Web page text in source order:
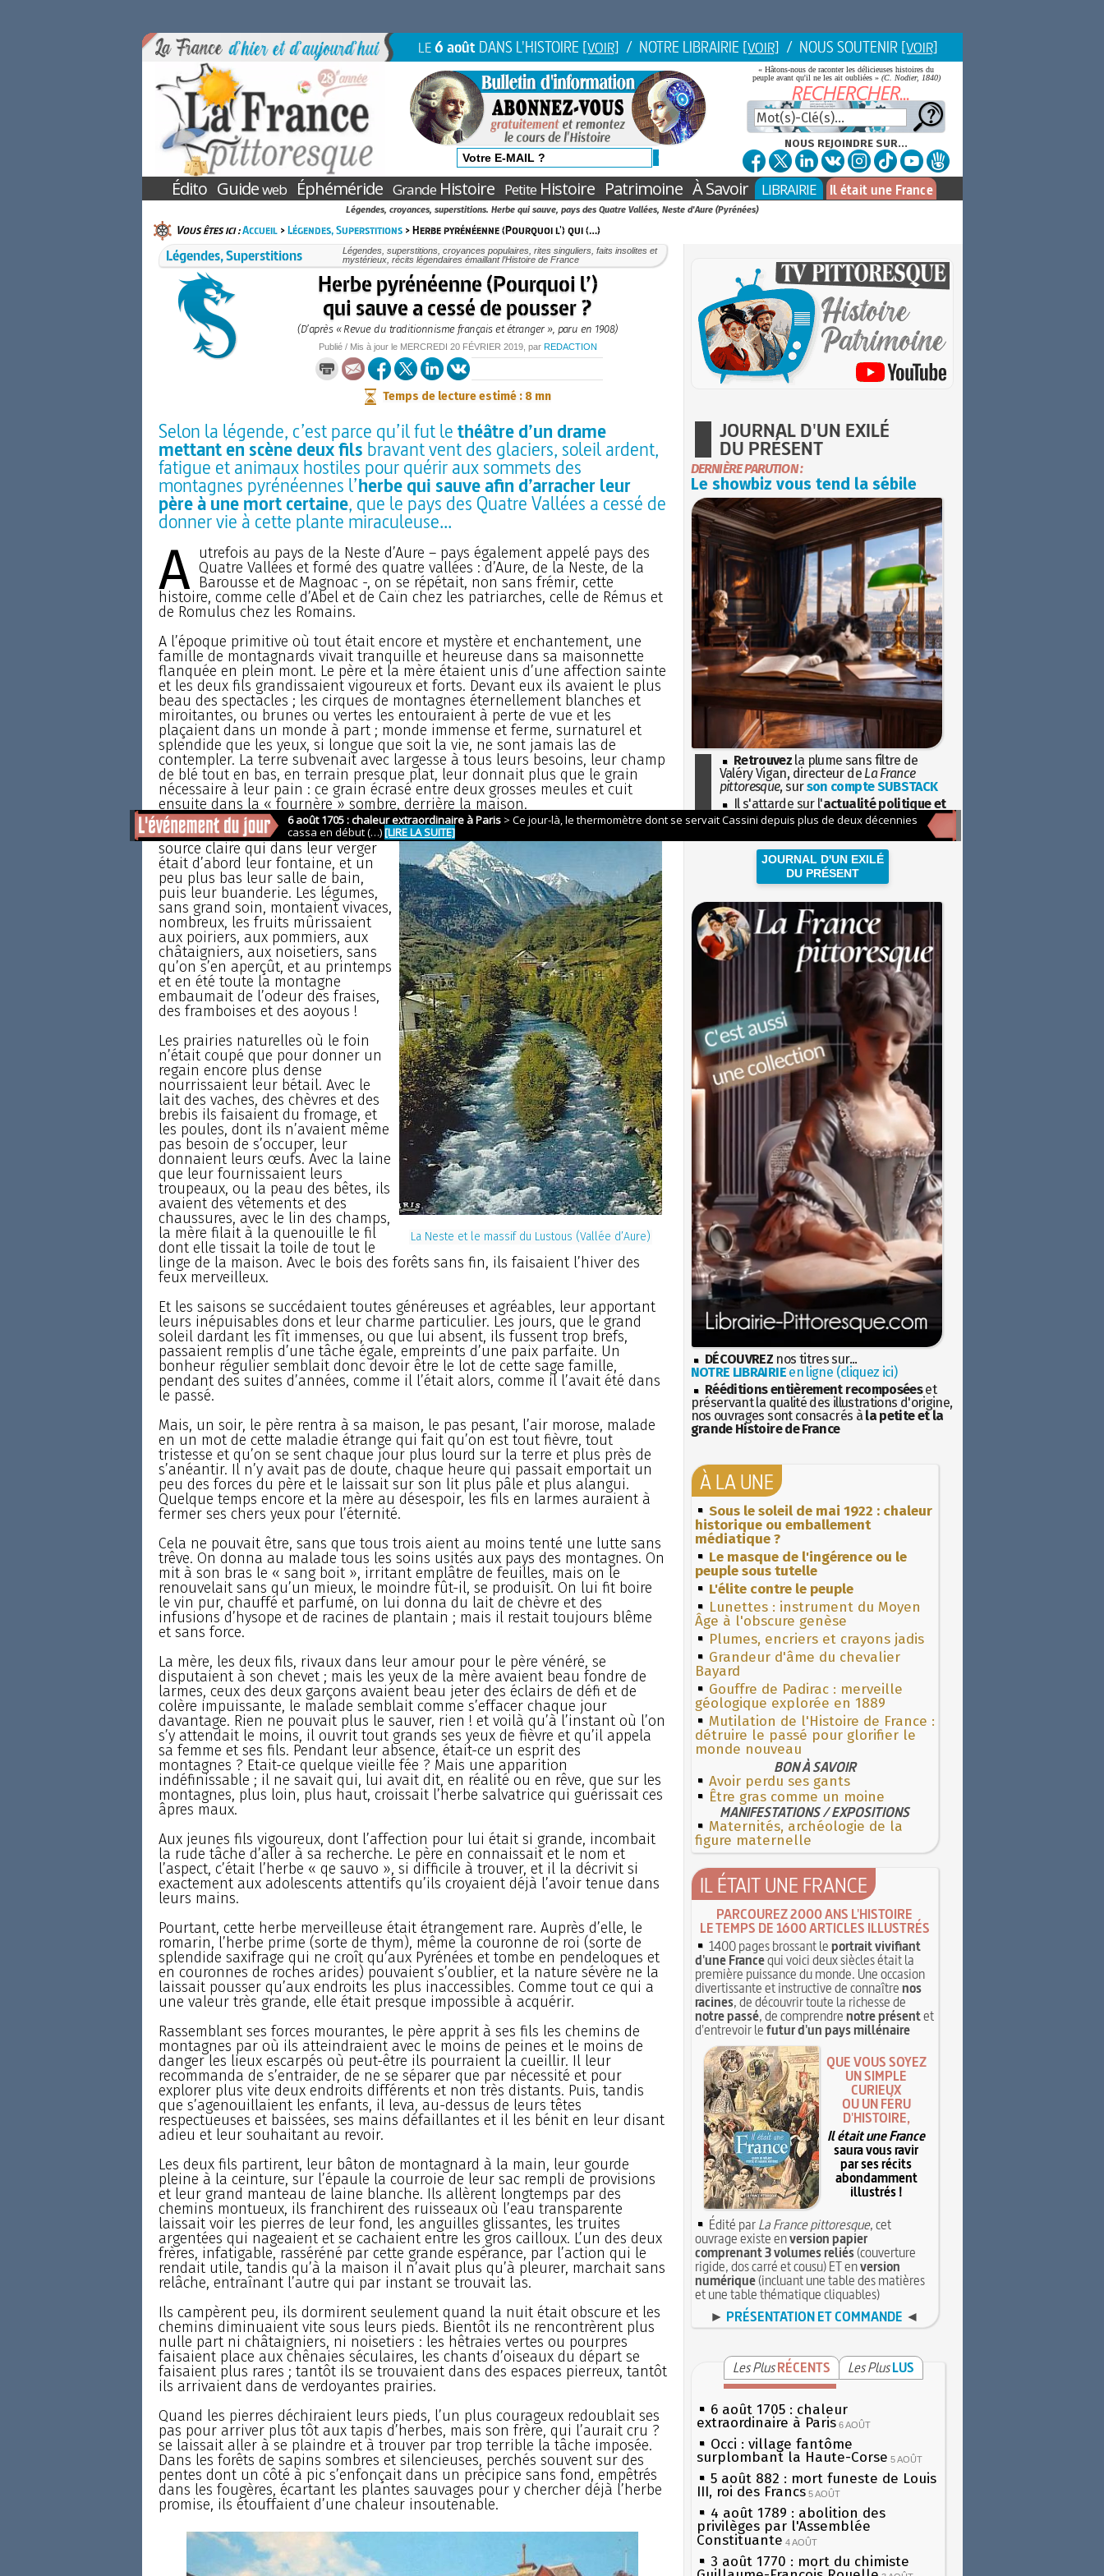
LE6 août DANS L'HISTOIRE [VOIR] / NOTRE LIBRAIRIE [VOIR] / NOUS SOUTENIR [VOIR]
« Hâtons-nous de raconter les délicieuses histoires du
peuple avant qu'il ne les ait oubliées » (C. Nodier, 1840)
NOUS REJOINDRE SUR...
Édito Guideweb Éphéméride GrandeHistoire PetiteHistoire Patrimoine À Savoir LIBRAIRIE Il était une France
Légendes, croyances, superstitions. Herbe qui sauve, pays des Quatre Vallées, Neste d'Aure (Pyrénées)
Vous êtes ici :Accueil>Légendes, Superstitions> Herbe pyrénéenne (Pourquoi l') qui (…)
Légendes, Superstitions
Légendes, superstitions, croyances populaires, rites singuliers, faits insolites et
mystérieux, récits légendaires émaillant l’Histoire de France
Herbe pyrénéenne (Pourquoi l’)
qui sauve a cessé de pousser ?
(D’après « Revue du traditionnisme français et étranger », paru en 1908)
Publié / Mis à jour le MERCREDI 20 FÉVRIER 2019, par REDACTION
Temps de lecture estimé : 8 mn
Selon la légende, c’est parce qu’il fut lethéâtre d’un drame
mettant en scène deux fils bravant vent des glaciers, soleil ardent,
fatigue et animaux hostiles pour quérir aux sommets des
montagnes pyrénéennes l’herbe qui sauve afin d’arracher leur
père à une mort certaine, que le pays des Quatre Vallées a cessé de
donner vie à cette plante miraculeuse...
A utrefois au pays de la Neste d’Aure – pays également appelé pays des
Quatre Vallées et formé des quatre vallées : d’Aure, de la Neste, de la
Barousse et de Magnoac -, on se répétait, non sans frémir, cette
histoire, comme celle d’Abel et de Caïn chez les patriarches, celle de Rémus et
de Romulus chez les Romains.
A l’époque primitive où tout était encore et mystère et enchantement, une
famille de montagnards vivait tranquille et heureuse dans sa maisonnette
flanquée en plein mont. Le père et la mère étaient unis d’une affection sainte
et les deux fils grandissaient vigoureux et forts. Devant eux ils avaient le plus
beau des spectacles ; les cirques de montagnes éternellement blanches et
miroitantes, ou brunes ou vertes les entouraient à perte de vue et les
plaçaient dans un monde à part ; monde immense et ferme, surnaturel et
splendide que les yeux, si longue que soit la vie, ne sont jamais las de
contempler. La terre subvenait avec largesse à tous leurs besoins, leur champ
de blé tout en bas, en terrain presque plat, leur donnait plus que le grain
nécessaire à leur pain : ce grain écrasé entre deux grosses meules et cuit
ensuite dans la « fournère » sombre, derrière la maison.
La Neste et le massif du Lustous (Vallée d’Aure)
Le cresson poussait au bord de la
source claire qui dans leur verger
était d’abord leur fontaine, et un
peu plus bas leur salle de bain,
puis leur buanderie. Les légumes,
sans grand soin, montaient vivaces,
nombreux, les fruits mûrissaient
aux poiriers, aux pommiers, aux
châtaigniers, aux noisetiers, sans
qu’on s’en aperçût, et au printemps
et en été toute la montagne
embaumait de l’odeur des fraises,
des framboises et des aoyous !
Les prairies naturelles où le foin
n’était coupé que pour donner un
regain encore plus dense
nourrissaient leur bétail. Avec le
lait des vaches, des chèvres et des
brebis ils faisaient du fromage, et
les poules, dont ils n’avaient même
pas besoin de s’occuper, leur
donnaient leurs œufs. Avec la laine
que leur fournissaient leurs
troupeaux, ou la peau des bêtes, ils
avaient des vêtements et des
chaussures, avec le lin des champs,
la mère filait à la quenouille le fil
dont elle tissait la toile de tout le
linge de la maison. Avec le bois des forêts sans fin, ils faisaient l’hiver des
feux merveilleux.
Et les saisons se succédaient toutes généreuses et agréables, leur apportant
leurs inépuisables dons et leur charme particulier. Les jours, que le grand
soleil dardant les fît immenses, ou que lui absent, ils fussent trop brefs,
passaient remplis d’une tâche égale, empreints d’une paix parfaite. Un
bonheur régulier semblait donc devoir être le lot de cette sage famille,
pendant des suites d’années, comme il l’était alors, comme il l’avait été dans
le passé.
Mais, un soir, le père rentra à sa maison, le pas pesant, l’air morose, malade
en un mot de cette maladie étrange qui fait qu’on est tout fièvre, tout
tristesse et qu’on se sent chaque jour plus lourd sur la terre et plus près de
s’anéantir. Il n’y avait pas de doute, chaque heure qui passait emportait un
peu des forces du père et le laissait sur son lit plus pâle et plus alangui.
Quelque temps encore et la mère au désespoir, les fils en larmes auraient à
fermer ses chers yeux pour l’éternité.
Cela ne pouvait être, sans que tous trois aient au moins tenté une lutte sans
trêve. On donna au malade tous les soins usités aux pays des montagnes. On
mit à son bras le « sang boit », irritant emplâtre de feuilles, mais on le
renouvelait sans qu’un mieux, le moindre fût-il, se produisît. On lui fit boire
le vin pur, chauffé et parfumé, on lui donna du lait de chèvre et des
infusions d’hysope et de racines de plantain ; mais il restait toujours blême
et sans force.
La mère, les deux fils, rivaux dans leur amour pour le père vénéré, se
disputaient à son chevet ; mais les yeux de la mère avaient beau fondre de
larmes, ceux des deux garçons avaient beau jeter des éclairs de défi et de
colère impuissante, le malade semblait comme s’effacer chaque jour
davantage. Rien ne pouvait plus le sauver, rien ! et voilà qu’à l’instant où l’on
s’y attendait le moins, il ouvrit tout grands ses yeux de fièvre et qu’il appela
sa femme et ses fils. Pendant leur absence, était-ce un esprit des
montagnes ? Etait-ce quelque vieille fée ? Mais une apparition
indéfinissable ; il ne savait qui, lui avait dit, en réalité ou en rêve, que sur les
montagnes, plus loin, plus haut, croissait l’herbe salvatrice qui guérissait ces
âpres maux.
Aux jeunes fils vigoureux, dont l’affection pour lui était si grande, incombait
la rude tâche d’aller à sa recherche. Le père en connaissait et le nom et
l’aspect, c’était l’herbe « qe sauvo », si difficile à trouver, et il la décrivit si
exactement aux adolescents attentifs qu’ils croyaient déjà l’avoir tenue dans
leurs mains.
Pourtant, cette herbe merveilleuse était étrangement rare. Auprès d’elle, le
romarin, l’herbe prime (sorte de thym), même la couronne de roi (sorte de
splendide saxifrage qui ne croît qu’aux Pyrénées et tombe en pendeloques et
en couronnes de roches arides) pouvaient s’oublier, et la nature sévère ne la
laissait pousser qu’aux endroits les plus inaccessibles. Comme tout ce qui a
une valeur très grande, elle était presque impossible à acquérir.
Rassemblant ses forces mourantes, le père apprit à ses fils les chemins de
montagnes par où ils atteindraient avec le moins de peines et le moins de
danger les lieux escarpés où peut-être ils pourraient la cueillir. Il leur
recommanda de s’entraider, de ne se séparer que par nécessité et pour
explorer plus vite deux endroits différents et non très distants. Puis, tandis
que s’agenouillaient les enfants, il leva, au-dessus de leurs têtes
respectueuses et baissées, ses mains défaillantes et il les bénit en leur disant
adieu et leur souhaitant au revoir.
Les deux fils partirent, leur bâton de montagnard à la main, leur gourde
pleine à la ceinture, sur l’épaule la courroie de leur sac rempli de provisions
et leur grand manteau de laine blanche. Ils allèrent longtemps par des
chemins montueux, ils franchirent des ruisseaux où l’eau transparente
laissait voir les pierres de leur fond, les anguilles glissantes, les truites
argentées qui nageaient et se cachaient entre les gros cailloux. L’un des deux
frères, infatigable, rasséréné par cette grande espérance, par l’action qui le
rendait utile, tandis qu’à la maison il n’avait plus qu’à pleurer, marchait sans
relâche, entraînant l’autre qui par instant se trouvait las.
Ils campèrent peu, ils dormirent seulement quand la nuit était obscure et les
chemins diminuaient vite sous leurs pieds. Bientôt ils ne rencontrèrent plus
nulle part ni châtaigniers, ni noisetiers : les hêtraies vertes ou pourpres
faisaient place aux chênaies séculaires, les chants d’oiseaux du départ se
faisaient plus rares ; tantôt ils se trouvaient dans des espaces pierreux, tantôt
ils arrivaient dans de verdoyantes prairies.
Quand les pierres déchiraient leurs pieds, l’un plus courageux redoublait ses
pas pour arriver plus tôt aux tapis d’herbes, mais son frère, qui l’aurait cru ?
se laissait aller à se plaindre et à trouver par trop terrible la tâche imposée.
Dans les forêts de sapins sombres et silencieuses, perchés souvent sur des
pentes dont un côté à pic s’enfonçait dans un précipice sans fond, empêtrés
dans les fougères, écartant les plantes sauvages pour y chercher déjà l’herbe
promise, ils étouffaient d’une chaleur insoutenable.
JOURNAL D'UN EXILÉ
DU PRÉSENT
DERNIÈRE PARUTION :
Le showbiz vous tend la sébile
Retrouvez la plume sans filtre de
Valéry Vigan, directeur de La France
pittoresque, surson compte SUBSTACK
Il s'attarde sur l'actualité politique et
sociétaleavec la hauteur de vue de
JOURNAL D'UN EXILÉ
DU PRÉSENT
DÉCOUVREZ nos titres sur...
NOTRE LIBRAIRIEen ligne (cliquez ici)
Rééditions entièrement recomposéeset
préservant la qualité des illustrations d'origine,
nos ouvrages sont consacrés à la petite et la
grande Histoire de France
À LA UNE
Sous le soleil de mai 1922 : chaleur
historique ou emballement
médiatique ?
Le masque de l'ingérence ou le
peuple sous tutelle
L'élite contre le peuple
Lunettes : instrument du Moyen
Âge à l'obscure genèse
Plumes, encriers et crayons jadis
Grandeur d'âme du chevalier
Bayard
Gouffre de Padirac : merveille
géologique explorée en 1889
Mutilation de l'Histoire de France :
détruire le passé pour glorifier le
monde nouveau
BON À SAVOIR
Avoir perdu ses gants
Être gras comme un moine
MANIFESTATIONS / EXPOSITIONS
Maternités, archéologie de la
figure maternelle
IL ÉTAIT UNE FRANCE
PARCOUREZ 2000 ANS L'HISTOIRE
LE TEMPS DE 1600 ARTICLES ILLUSTRÉS
1400 pages brossant leportrait vivifiant
d'une Francequi voici deux siècles était la
première puissance du monde. Une occasion
divertissante et instructive de connaîtrenos
racines, de découvrir toute la richesse de
notre passé, de comprendrenotre présentet
d'entrevoir lefutur d'un pays millénaire
QUE VOUS SOYEZ
UN SIMPLE
CURIEUX
OU UN FÉRU
D'HISTOIRE,
Il était une France
saura vous ravir
par ses récits
abondamment
illustrés !
Édité parLa France pittoresque, cet
ouvrage existe enversion papier
comprenant 3 volumes reliés(couverture
rigide, dos carré et cousu) ET enversion
numérique(incluant une table des matières
et une table thématique cliquables)
► PRÉSENTATION ET COMMANDE ◄
Les Plus RÉCENTS Les Plus LUS
6 août 1705 : chaleur
extraordinaire à Paris 6 AOÛT
Occi : village fantôme
surplombant la Haute-Corse 5 AOÛT
5 août 882 : mort funeste de Louis
III, roi des Francs 5 AOÛT
4 août 1789 : abolition des
privilèges par l'Assemblée
Constituante 4 AOÛT
3 août 1770 : mort du chimiste